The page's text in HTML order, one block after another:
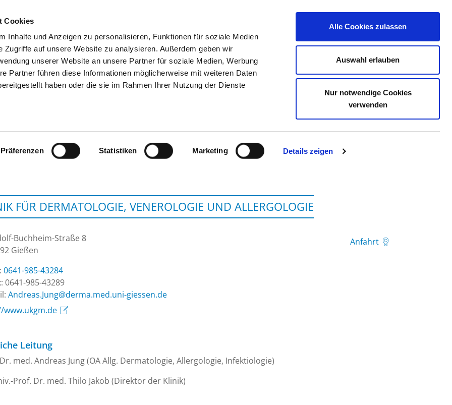
Cookies
Inhalte und Anzeigen zu personalisieren, Funktionen für soziale Medien
Zugriffe auf unsere Website zu analysieren. Außerdem geben wir
unserer Website an unsere Partner für soziale Medien, Werbung
Partner führen diese Informationen möglicherweise mit weiteren Daten
haben oder die sie im Rahmen Ihrer Nutzung der Dienste
Präferenzen Statistiken Marketing Details zeigen
Alle Cookies zulassen
Auswahl erlauben
Nur notwendige Cookies
verwenden
SUCHEN TIPPS & HILFE DAS DKV STELLENBÖRSE KONTAKT IHRE MEINUNG
GIESSEN UND MARBURG, STANDORT G
FÜR DERMATOLOGIE, VENEROLOGIE UND ALLERGOLOGIE
Buchheim-Straße 8
Gießen
0641-985-43284
0641-985-43289
ed.nesseig-inu.dem.amred@gnuJ.saerdnA
Anfahrt
Leitung
med. Andreas Jung (OA Allg. Dermatologie, Allergologie, Infektiologie)
Prof. Dr. med. Thilo Jakob (Direktor der Klinik)